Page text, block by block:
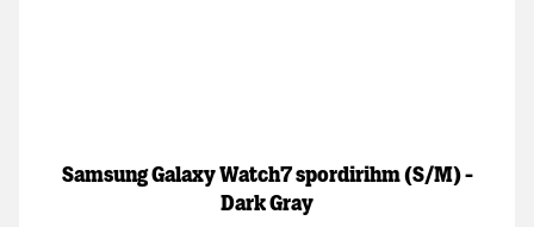
Samsung Galaxy Watch7 spordirihm (S/M) -
Dark Gray